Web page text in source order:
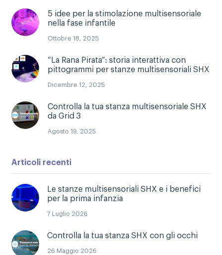
5 idee per la stimolazione multisensoriale
nella fase infantile
Ottobre 18, 2025
“La Rana Pirata”: storia interattiva con
pittogrammi per stanze multisensoriali SHX
Dicembre 12, 2025
Controlla la tua stanza multisensoriale SHX
da Grid 3
Agosto 19, 2025
Articoli recenti
Le stanze multisensoriali SHX e i benefici
per la prima infanzia
7 Luglio 2026
Controlla la tua stanza SHX con gli occhi
26 Maggio 2026